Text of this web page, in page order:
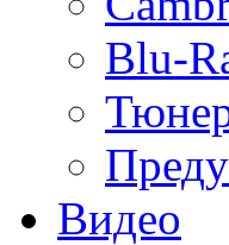
Blu-
Видео